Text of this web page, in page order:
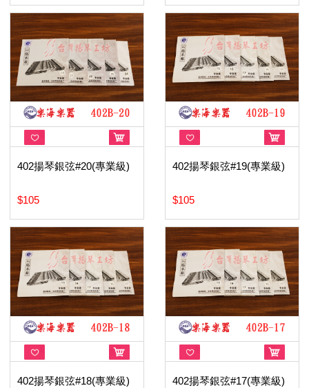
402揚琴銀弦#20(專業級)
$105
402揚琴銀弦#19(專業級)
$105
402揚琴銀弦#18(專業級) 402揚琴銀弦#17(專業級)